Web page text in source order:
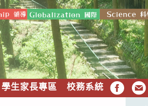
學生家長專區 校務系統 FB EMAIL